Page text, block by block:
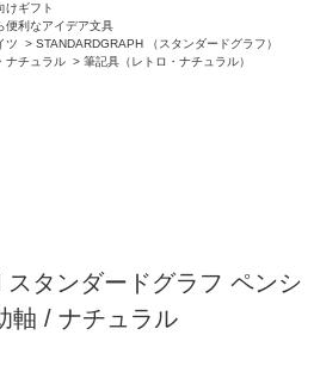
けギフト
便利なアイデア文具
ツ > STANDARDGRAPH （スタンダードグラフ）
ナチュラル > 筆記具（レトロ・ナチュラル）
スタンダードグラフ ペンシ
軸 / ナチュラル